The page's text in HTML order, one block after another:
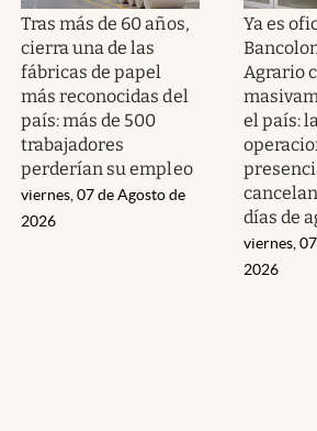
Tras más de 60 años,
cierra una de las
fábricas de papel
más reconocidas del
país: más de 500
trabajadores
perderían su empleo
viernes, 07 de Agosto de
2026
Ya es
Agrario
el país:
días de
viernes,
2026